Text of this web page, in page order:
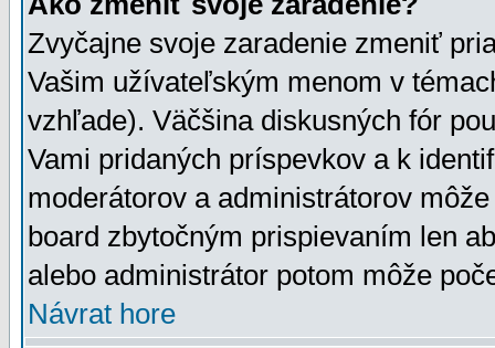
Zvyčajne svoje zaradenie zmeniť
Vašim užívateľským menom v
vzhľade). Väčšina diskusných fór
Vami pridaných príspevkov a k
moderátorov a administrátorov
board zbytočným prispievaním len
alebo administrátor potom môže
Návrat hore